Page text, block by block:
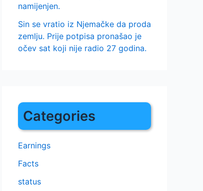
namijenjen.
Sin se vratio iz Njemačke da proda
zemlju. Prije potpisa pronašao je
očev sat koji nije radio 27 godina.
Categories
Earnings
Facts
status